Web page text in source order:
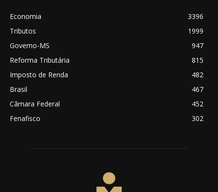
Economia
3396
Tributos
1999
Governo-MS
947
Reforma Tributária
815
Imposto de Renda
482
Brasil
467
Câmara Federal
452
Fenafisco
302